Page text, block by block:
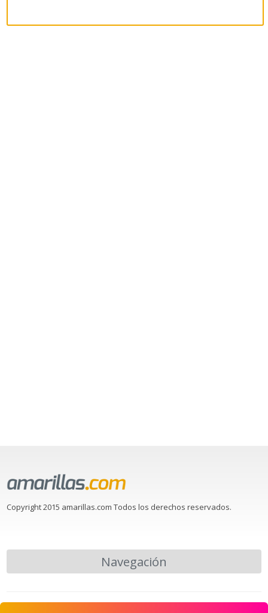
Copyright 2015 amarillas.com Todos los derechos reservados.
Navegación